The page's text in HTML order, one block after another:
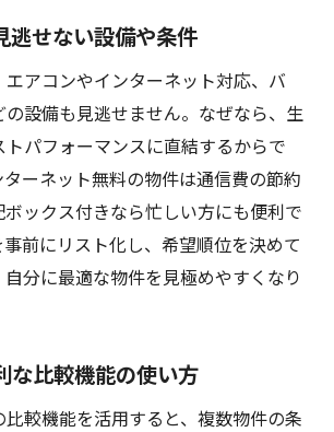
逃せない設備や条件
アコンやインターネット対応、バ
設備も見逃せません。なぜなら、生
パフォーマンスに直結するからで
ーネット無料の物件は通信費の節約
ックス付きなら忙しい方にも便利で
前にリスト化し、希望順位を決めて
分に最適な物件を見極めやすくなり
な比較機能の使い方
較機能を活用すると、複数物件の条